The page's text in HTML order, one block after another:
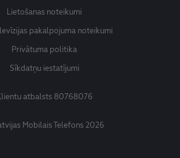
Lietošanas noteikumi
pakalpojuma noteikumi
Privātuma politika
Sīkdatņu iestatījumi
atbalsts80768076
Mobilais Telefons 2026